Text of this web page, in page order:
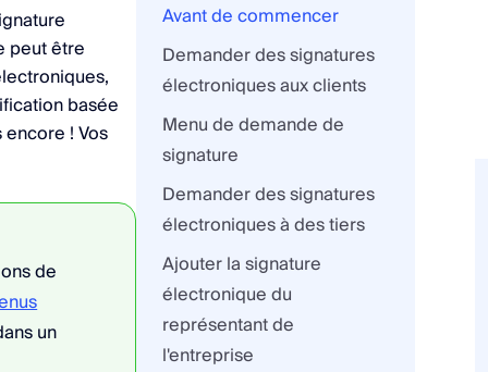
peut être
basée
! Vos
de
un
Avant de commencer
Demander des signatures
électroniques aux clients
Menu de demande de
signature
Demander des signatures
électroniques à des tiers
Ajouter la signature
électronique du
représentant de
l'entreprise